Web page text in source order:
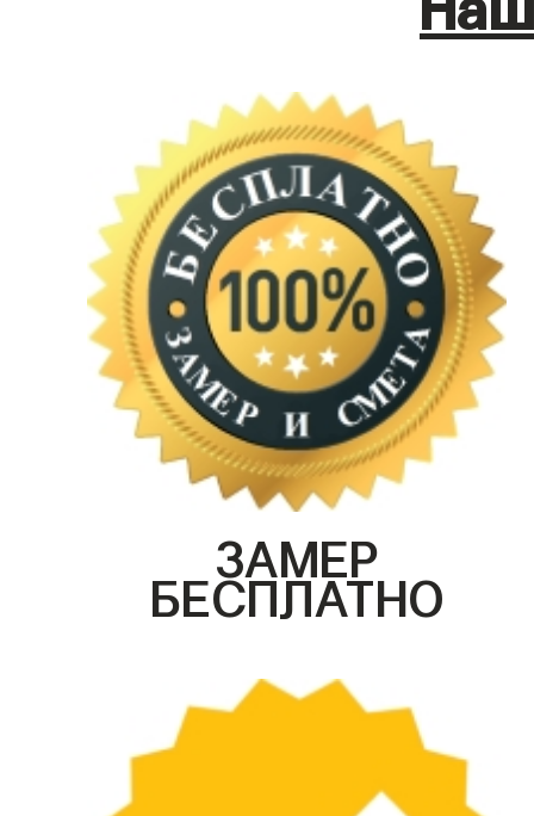
ЗАМЕР
БЕСПЛАТНО